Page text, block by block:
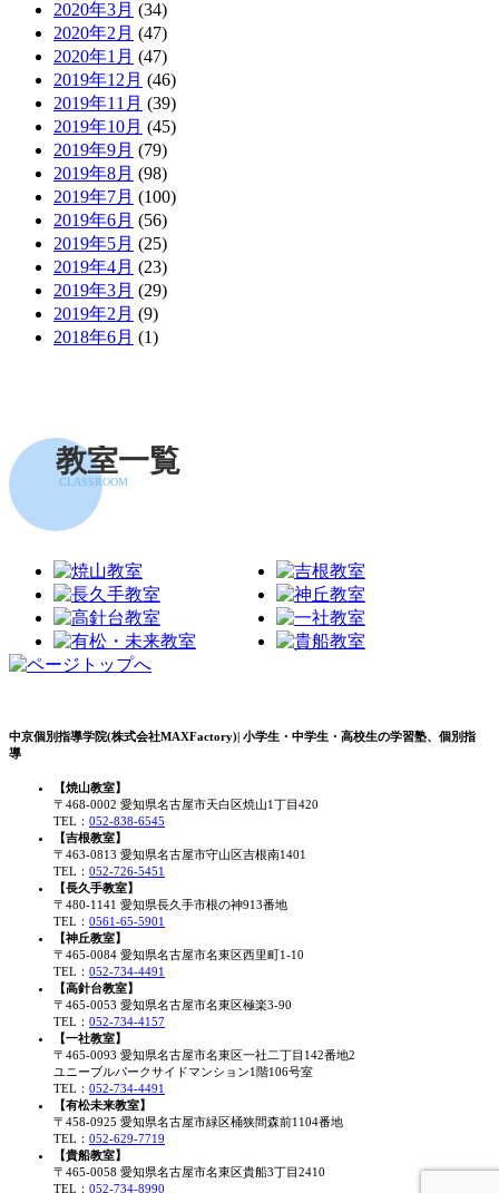
2020年3月 (34)
2020年2月 (47)
2020年1月 (47)
2019年12月 (46)
2019年11月 (39)
2019年10月 (45)
2019年9月 (79)
2019年8月 (98)
2019年7月 (100)
2019年6月 (56)
2019年5月 (25)
2019年4月 (23)
2019年3月 (29)
2019年2月 (9)
2018年6月 (1)
教室一覧
CLASSROOM
中京個別指導学院(株式会社MAXFactory)| 小学生・中学生・高校生の学習塾、個別指
導
【焼山教室】
〒468-0002 愛知県名古屋市天白区焼山1丁目420
TEL： 052-838-6545
【吉根教室】
〒463-0813 愛知県名古屋市守山区吉根南1401
TEL： 052-726-5451
【長久手教室】
〒480-1141 愛知県長久手市根の神913番地
TEL： 0561-65-5901
【神丘教室】
〒465-0084 愛知県名古屋市名東区西里町1-10
TEL： 052-734-4491
【高針台教室】
〒465-0053 愛知県名古屋市名東区極楽3-90
TEL： 052-734-4157
【一社教室】
〒465-0093 愛知県名古屋市名東区一社二丁目142番地2
ユニーブルパークサイドマンション1階106号室
TEL： 052-734-4491
【有松未来教室】
〒458-0925 愛知県名古屋市緑区桶狭間森前1104番地
TEL： 052-629-7719
【貴船教室】
〒465-0058 愛知県名古屋市名東区貴船3丁目2410
TEL： 052-734-8990